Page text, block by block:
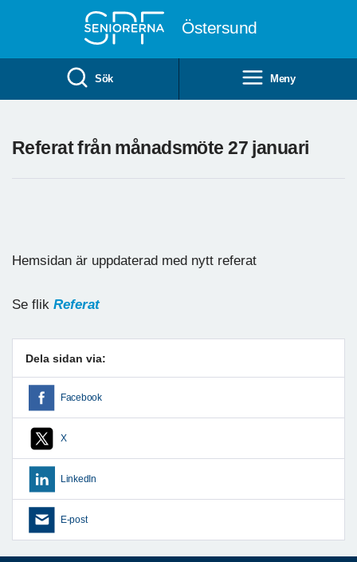
Östersund
Sök Meny
Referat från månadsmöte 27 januari
Hemsidan är uppdaterad med nytt referat
Se flik Referat
Dela sidan via:
Facebook
X
LinkedIn
E-post